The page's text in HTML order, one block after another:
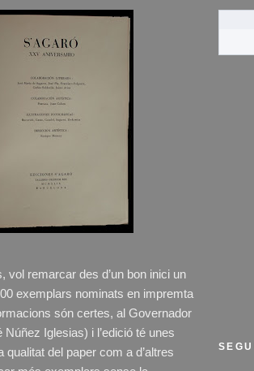
vol remarcar des d’un bon inici un
exemplars nominats en impremta
són certes, al Governador
Iglesias) i l’edició té unes
del paper com a d’altres